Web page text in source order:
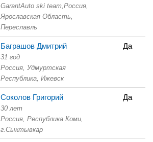
GarantAuto ski team, Россия,
Ярославская Область,
Переславль
Баграшов Дмитрий
31 год
Россия, Удмуртская
Республика, Ижевск
Да
Соколов Григорий
30 лет
Россия, Республика Коми,
г.Сыктывкар
Да